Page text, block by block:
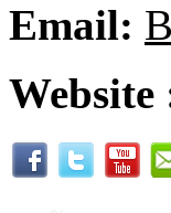
Email:
Website